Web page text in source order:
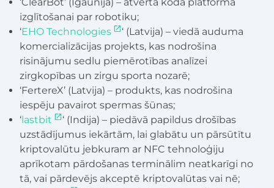
izglītošanai par robotiku;
‘EHO Technologies
‘ (Latvija) – viedā auduma
komercializācijas projekts, kas nodrošina
risinājumu sedlu piemērotības analīzei
zirgkopības un zirgu sporta nozarē;
‘FertereX’ (Latvija) – produkts, kas nodrošina
iespēju pavairot spermas šūnas;
‘lastbit
‘ (Indija) – piedāvā papildus drošības
uzstādījumus iekārtām, lai glabātu un pārsūtītu
kriptovalūtu jebkuram ar NFC tehnoloģiju
aprīkotam pārdošanas terminālim neatkarīgi no
tā, vai pārdevējs akceptē kriptovalūtas vai nē;